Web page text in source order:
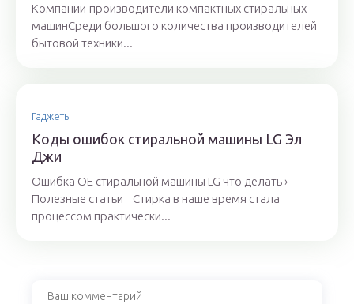
Компании-производители компактных стиральных
машинСреди большого количества производителей
бытовой техники...
Гаджеты
Коды ошибок стиральной машины LG Эл
Джи
Ошибка ОЕ стиральной машины LG что делать ›
Полезные статьи Стирка в наше время стала
процессом практически...